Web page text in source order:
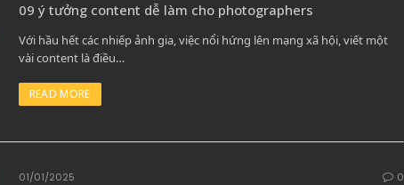
09 ý tưởng content dễ làm cho photographers
Với hầu hết các nhiếp ảnh gia, việc nổi hứng lên mạng xã hội, viết một
vài content là điều…
READ MORE
01/01/2025 0